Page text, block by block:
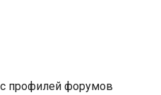
профилей форумов